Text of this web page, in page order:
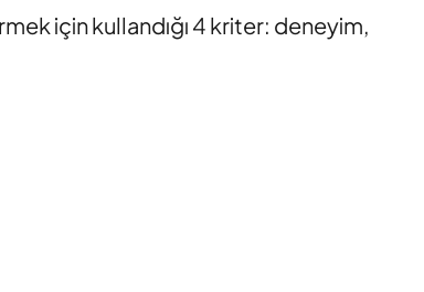
için kullandığı 4 kriter: deneyim,